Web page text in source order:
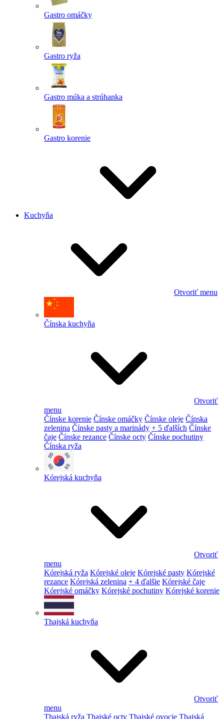
Gastro omáčky
Gastro ryža
Gastro múka a strúhanka
Gastro korenie
Kuchyňa
Otvoriť menu
Čínska kuchyňa
Otvoriť
menu
Čínske korenie Čínske omáčky Čínske oleje Čínska
zelenina Čínske pasty a marinády + 5 ďalších Čínske
čaje Čínske rezance Čínske octy Čínske pochutiny
Čínska ryža
Kórejská kuchyňa
Otvoriť
menu
Kórejská ryža Kórejské oleje Kórejské pasty Kórejské
rezance Kórejská zelenina + 4 ďalšie Kórejské čaje
Kórejské omáčky Kórejské pochutiny Kórejské korenie
Thajská kuchyňa
Otvoriť
menu
Thajská ryža Thajské octy Thajské ovocie Thajská